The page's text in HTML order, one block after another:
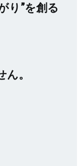
り”を創る
。